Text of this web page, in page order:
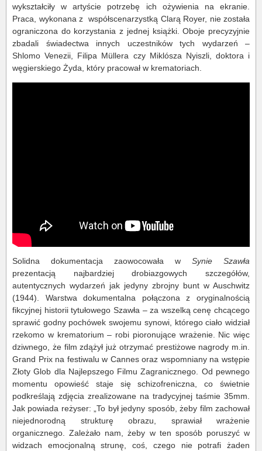
wykształciły w artyście potrzebę ich ożywienia na ekranie.
Praca, wykonana z współscenarzystką Clarą Royer, nie została
ograniczona do korzystania z jednej książki. Oboje precyzyjnie
zbadali świadectwa innych uczestników tych wydarzeń –
Shlomo Venezii, Filipa Müllera czy Miklósza Nyiszli, doktora i
węgierskiego Żyda, który pracował w krematoriach.
Solidna dokumentacja zaowocowała w Synie Szawła
prezentacją najbardziej drobiazgowych szczegółów,
autentycznych wydarzeń jak jedyny zbrojny bunt w Auschwitz
(1944). Warstwa dokumentalna połączona z oryginalnością
fikcyjnej historii tytułowego Szawła ‒ za wszelką cenę chcącego
sprawić godny pochówek swojemu synowi, którego ciało widział
rzekomo w krematorium ‒ robi pioronujące wrażenie. Nic więc
dziwnego, że film zdążył już otrzymać prestiżowe nagrody m.in.
Grand Prix na festiwalu w Cannes oraz wspomniany na wstępie
Złoty Glob dla Najlepszego Filmu Zagranicznego. Od pewnego
momentu opowieść staje się schizofreniczna, co świetnie
podkreślają zdjęcia zrealizowane na tradycyjnej taśmie 35mm.
Jak powiada reżyser: „To był jedyny sposób, żeby film zachował
niejednorodną strukturę obrazu, sprawiał wrażenie
organicznego. Zależało nam, żeby w ten sposób poruszyć w
widzach emocjonalną strunę, coś, czego nie potrafi żaden